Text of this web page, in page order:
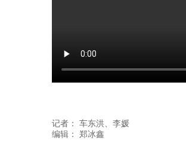
记者： 车东洪、李媛
编辑： 郑冰鑫